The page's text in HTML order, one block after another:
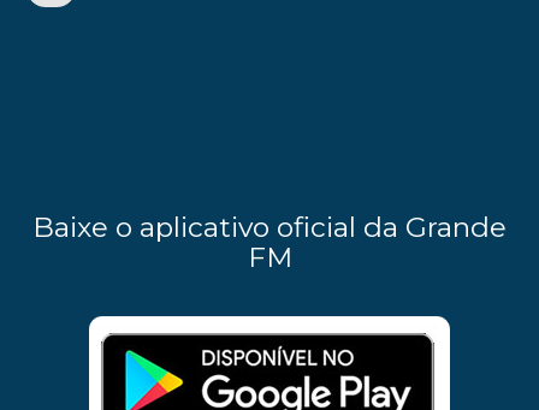
Baixe o aplicativo oficial da Grande
FM